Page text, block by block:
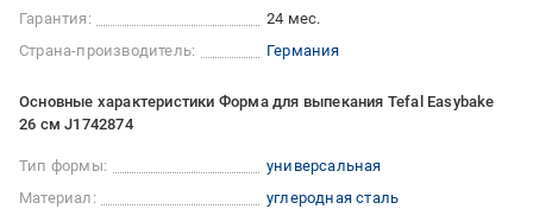
Гарантия:
24 мес.
Страна-производитель:
Германия
Основные характеристики Форма для выпекания Tefal Easybake
26 см J1742874
Тип формы:
универсальная
Материал:
углеродная сталь